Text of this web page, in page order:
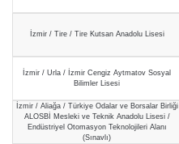
İzmir / Tire / Tire Kutsan Anadolu Lisesi
İzmir / Urla / İzmir Cengiz Aytmatov Sosyal
Bilimler Lisesi
İzmir / Aliağa / Türkiye Odalar ve Borsalar Birliği
ALOSBİ Mesleki ve Teknik Anadolu Lisesi /
Endüstriyel Otomasyon Teknolojileri Alanı
(Sınavlı)